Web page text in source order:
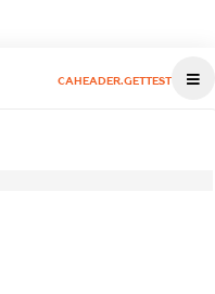
CAHEADER.GETTEST